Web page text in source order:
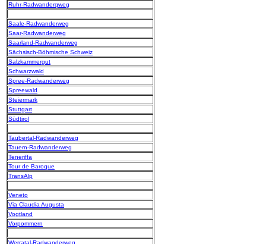
Ruhr-Radwanderqweg
Saale-Radwanderweg
Saar-Radwanderweg
Saarland-Radwanderweg
Sächsisch-Böhmische Schweiz
Salzkammergut
Schwarzwald
Spree-Radwanderweg
Spreewald
Steiermark
Stuttgart
Südtirol
Taubertal-Radwanderweg
Tauern-Radwanderweg
Teneriffa
Tour de Baroque
TransAlp
Veneto
Via Claudia Augusta
Vogtland
Vorpommern
Werratal-Radwanderweg